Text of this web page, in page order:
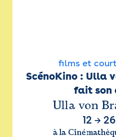
films et
ScénoKino : Ulla
fait son
Ulla von
12 →
à la